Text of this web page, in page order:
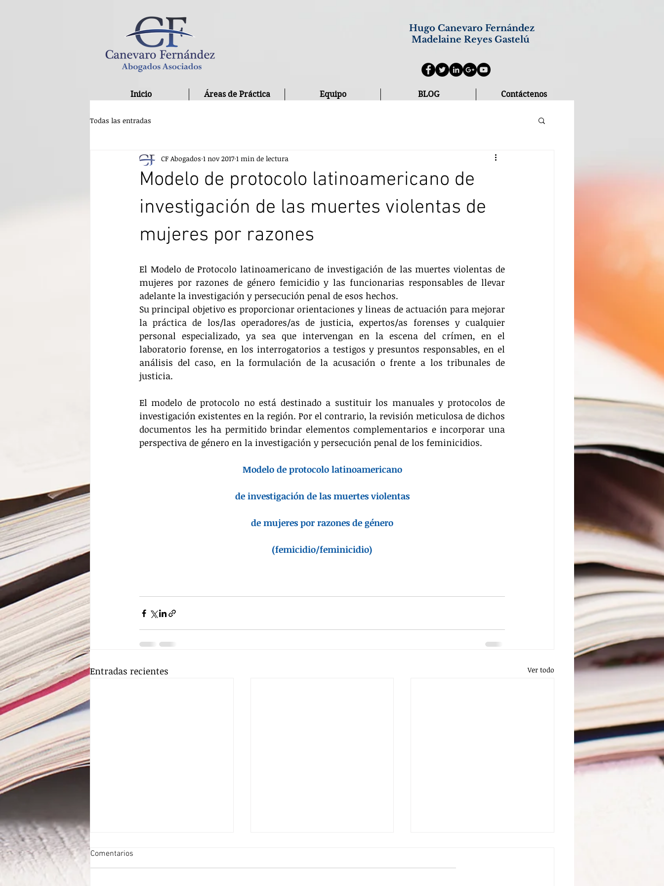
Hugo Canevaro Fernández
Madelaine Reyes Gastelú
Inicio Áreas de Práctica Equipo BLOG Contáctenos
Todas las entradas
Modelo de protocolo latinoamericano de
investigación de las muertes violentas de
mujeres por razones
CF Abogados 1 nov 2017 1 min de lectura
El Modelo de Protocolo latinoamericano de investigación de las muertes violentas de
mujeres por razones de género femicidio y las funcionarias responsables de llevar
adelante la investigación y persecución penal de esos hechos.
Su principal objetivo es proporcionar orientaciones y lineas de actuación para mejorar
la práctica de los/las operadores/as de justicia, expertos/as forenses y cualquier
personal especializado, ya sea que intervengan en la escena del crímen, en el
laboratorio forense, en los interrogatorios a testigos y presuntos responsables, en el
análisis del caso, en la formulación de la acusación o frente a los tribunales de
justicia.
El modelo de protocolo no está destinado a sustituir los manuales y protocolos de
investigación existentes en la región. Por el contrario, la revisión meticulosa de dichos
documentos les ha permitido brindar elementos complementarios e incorporar una
perspectiva de género en la investigación y persecución penal de los feminicidios.
Modelo de protocolo latinoamericano
de investigación de las muertes violentas
de mujeres por razones de género
(femicidio/feminicidio)
Entradas recientes Ver todo
Comentarios